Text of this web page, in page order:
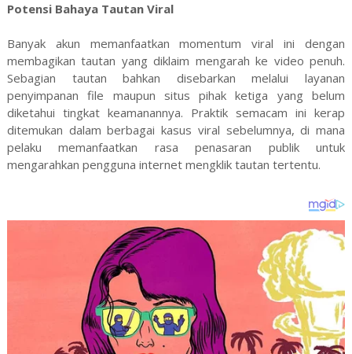
Potensi Bahaya Tautan Viral
Banyak akun memanfaatkan momentum viral ini dengan
membagikan tautan yang diklaim mengarah ke video penuh.
Sebagian tautan bahkan disebarkan melalui layanan
penyimpanan file maupun situs pihak ketiga yang belum
diketahui tingkat keamanannya. Praktik semacam ini kerap
ditemukan dalam berbagai kasus viral sebelumnya, di mana
pelaku memanfaatkan rasa penasaran publik untuk
mengarahkan pengguna internet mengklik tautan tertentu.